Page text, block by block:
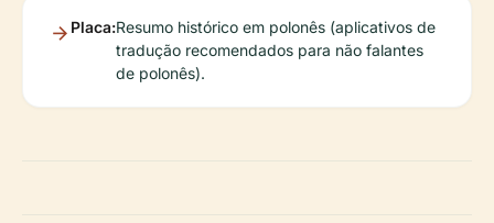
Placa:Resumo histórico em polonês (aplicativos de
tradução recomendados para não falantes
de polonês).